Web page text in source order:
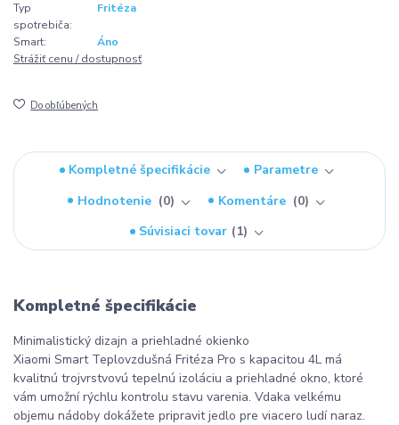
Typ
spotrebiča:
Fritéza
Smart:
Áno
Strážiť cenu / dostupnosť
Do obľúbených
Kompletné špecifikácie
Parametre
Hodnotenie
0 Komentáre
0
Súvisiaci tovar
1
Kompletné špecifikácie
Minimalistický dizajn a priehladné okienko
Xiaomi Smart Teplovzdušná Fritéza Pro s kapacitou 4L má
kvalitnú trojvrstvovú tepelnú izoláciu a priehladné okno, ktoré
vám umožní rýchlu kontrolu stavu varenia. Vdaka velkému
objemu nádoby dokážete pripravit jedlo pre viacero ludí naraz.